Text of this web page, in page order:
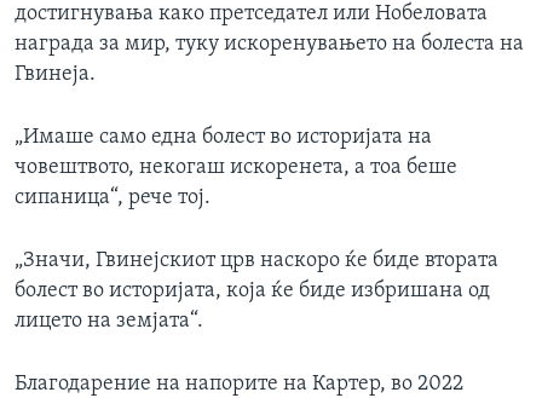
достигнувања како претседател или Нобеловата
награда за мир, туку искоренувањето на болеста на
Гвинеја.
„Имаше само една болест во историјата на
човештвото, некогаш искоренета, а тоа беше
сипаница“, рече тој.
„Значи, Гвинејскиот црв наскоро ќе биде втората
болест во историјата, која ќе биде избришана од
лицето на земјата“.
Благодарение на напорите на Картер, во 2022